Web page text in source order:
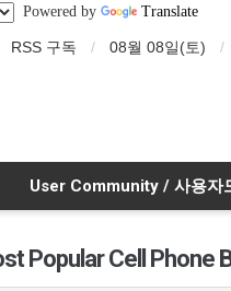
Powered by Translate
RSS 구독 08월 08일(토)
User Community / 사용자
Popular Cell Phone